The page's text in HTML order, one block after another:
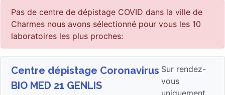
Pas de centre de dépistage COVID dans la ville de
Charmes nous avons sélectionné pour vous les 10
laboratoires les plus proches:
Centre dépistage Coronavirus
BIO MED 21 GENLIS
Sur rendez-
vous
uniquement